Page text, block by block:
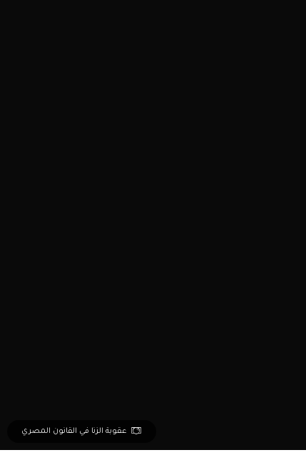
عقوبة الزنا في القانون المصري